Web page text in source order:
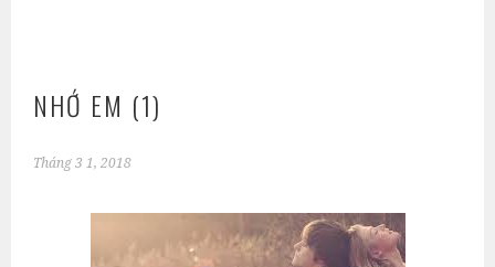
NHỚ EM (1)
Tháng 3 1, 2018